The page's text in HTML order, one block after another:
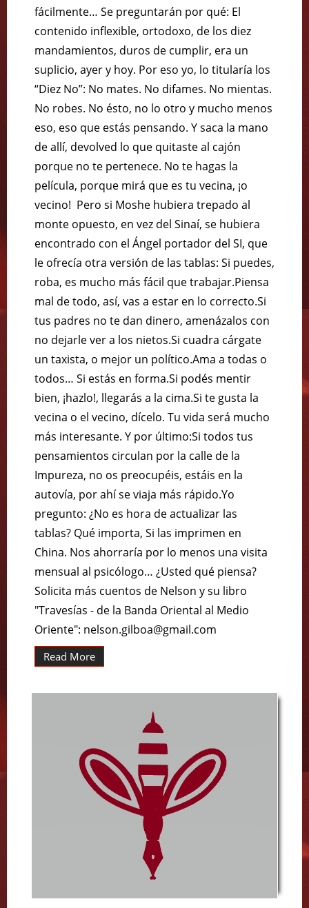
fácilmente… Se preguntarán por qué: El
contenido inflexible, ortodoxo, de los diez
mandamientos, duros de cumplir, era un
suplicio, ayer y hoy. Por eso yo, lo titularía los
“Diez No”: No mates. No difames. No mientas.
No robes. No ésto, no lo otro y mucho menos
eso, eso que estás pensando. Y saca la mano
de allí, devolved lo que quitaste al cajón
porque no te pertenece. No te hagas la
película, porque mirá que es tu vecina, ¡o
vecino! Pero si Moshe hubiera trepado al
monte opuesto, en vez del Sinaí, se hubiera
encontrado con el Ángel portador del SI, que
le ofrecía otra versión de las tablas: Si puedes,
roba, es mucho más fácil que trabajar.Piensa
mal de todo, así, vas a estar en lo correcto.Si
tus padres no te dan dinero, amenázalos con
no dejarle ver a los nietos.Si cuadra cárgate
un taxista, o mejor un político.Ama a todas o
todos… Si estás en forma.Si podés mentir
bien, ¡hazlo!, llegarás a la cima.Si te gusta la
vecina o el vecino, dícelo. Tu vida será mucho
más interesante. Y por último:Si todos tus
pensamientos circulan por la calle de la
Impureza, no os preocupéis, estáis en la
autovía, por ahí se viaja más rápido.Yo
pregunto: ¿No es hora de actualizar las
tablas? Qué importa, Si las imprimen en
China. Nos ahorraría por lo menos una visita
mensual al psicólogo… ¿Usted qué piensa?
Solicita más cuentos de Nelson y su libro
"Travesías - de la Banda Oriental al Medio
Oriente": nelson.gilboa@gmail.com
Read More